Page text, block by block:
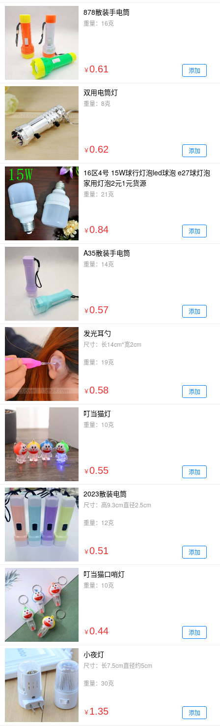
878散装手电筒
重量：16克
￥0.61 添加
双用电筒灯
重量：8克
￥0.62 添加
16区4号 15W球行灯泡led球泡 e27球灯泡
家用灯泡2元1元货源
重量：21克
￥0.84 添加
A35散装手电筒
重量：14克
￥0.57 添加
发光耳勺
尺寸：长14cm*宽2cm
重量：19克
￥0.58 添加
叮当猫灯
重量：10克
￥0.55 添加
2023散装电筒
尺寸：高9.3cm直径2.5cm
重量：12克
￥0.51 添加
叮当猫口哨灯
重量：10克
￥0.44 添加
小夜灯
尺寸：长7.5cm直径约5cm
重量：30克
￥ 1.35 添加